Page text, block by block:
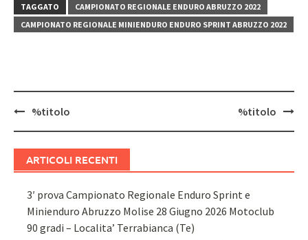
TAGGATO
CAMPIONATO REGIONALE ENDURO ABRUZZO 2022
CAMPIONATO REGIONALE MINIENDURO ENDURO SPRINT ABRUZZO 2022
Navigazione
%titolo %titolo
ARTICOLI RECENTI
3′ prova Campionato Regionale Enduro Sprint e
Minienduro Abruzzo Molise 28 Giugno 2026 Motoclub
90 gradi – Localita’ Terrabianca (Te)